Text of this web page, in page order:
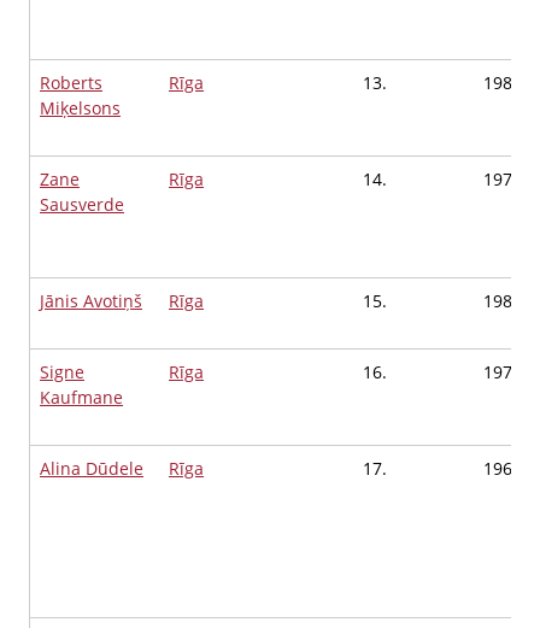
Roberts
Miķelsons
Rīga 13. 1983
Zane
Sausverde
Rīga 14. 1975
Jānis Avotiņš Rīga 15. 1981
Signe
Kaufmane
Rīga 16. 1972
Alina Dūdele Rīga 17. 1964